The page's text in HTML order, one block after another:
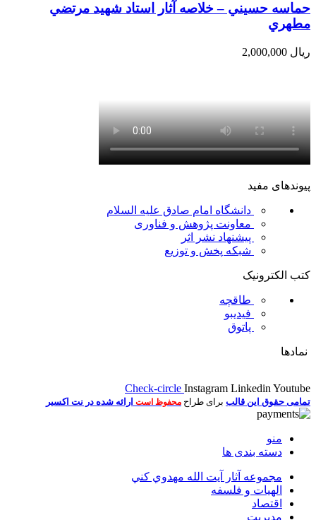
حماسه حسيني – خلاصه آثار استاد شهيد مرتضي
مطهري
ریال
پیوندهای مفید
دانشگاه امام صادق علیه السلام
معاونت پژوهش و فناوری
پیشنهاد نشر اثر
شبکه پخش و توزیع
کتب الکترونیک
طاقچه
فیدیبو
پاتوق
نمادها
Check-circle Instagram Linkedin Youtube
تمامی حقوق این قالب برای طراح محفوظ است ارائه شده در نت اکسیر
منو
دسته بندی ها
مجموعه آثار آيت الله مهدوي كني
الهیات و فلسفه
اقتصاد
مديريت